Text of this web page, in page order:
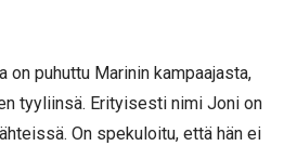
on puhuttu Marinin kampaajasta,
tyyliinsä. Erityisesti nimi Joni on
On spekuloitu, että hän ei